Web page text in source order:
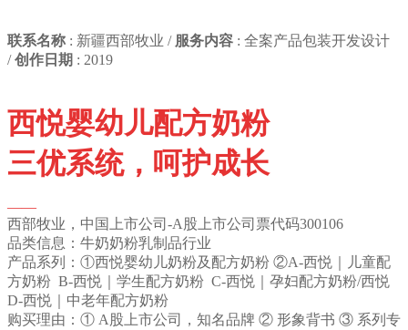
联系名称 : 新疆西部牧业 / 服务内容 : 全案产品包装开发设计
/创作日期 : 2019
西悦婴幼儿配方奶粉
三优系统，呵护成长
——
西部牧业，中国上市公司-A股上市公司票代码300106
品类信息：牛奶奶粉乳制品行业
产品系列：①西悦婴幼儿奶粉及配方奶粉 ②A-西悦｜儿童配
方奶粉 B-西悦｜学生配方奶粉 C-西悦｜孕妇配方奶粉/西悦
D-西悦｜中老年配方奶粉
购买理由：① A股上市公司，知名品牌 ② 形象背书 ③ 系列专